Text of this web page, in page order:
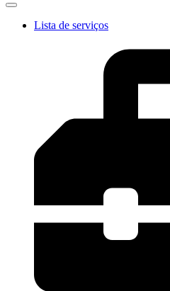
Lista de serviços